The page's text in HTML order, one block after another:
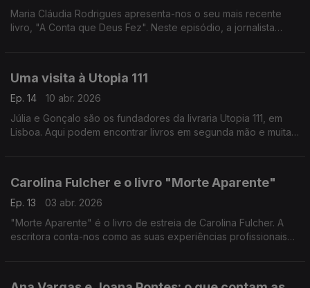
Maria Cláudia Rodrigues apresenta-nos o seu mais recente
livro, "A Conta que Deus Fez". Neste episódio, a jornalista
Uma visita à Utopia 111
Ep. 14
10 abr. 2026
Júlia e Gonçalo são os fundadores da livraria Utopia 111, em
Lisboa. Aqui podem encontrar livros em segunda mão e muitas
Carolina Fulcher e o livro "Morte Aparente"
Ep. 13
03 abr. 2026
"Morte Aparente" é o livro de estreia de Carolina Fulcher. A
escritora conta-nos como as suas experiências profissionais